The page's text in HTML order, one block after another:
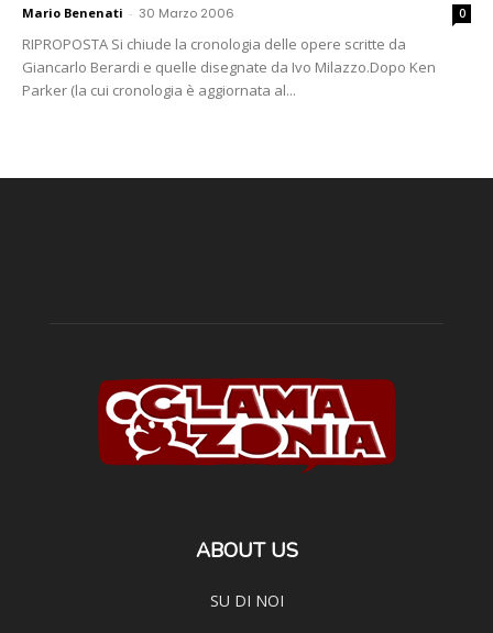
Mario Benenati - 30 Marzo 2006 0
RIPROPOSTA Si chiude la cronologia delle opere scritte da
Giancarlo Berardi e quelle disegnate da Ivo Milazzo.Dopo Ken
Parker (la cui cronologia è aggiornata al...
ABOUT US
SU DI NOI